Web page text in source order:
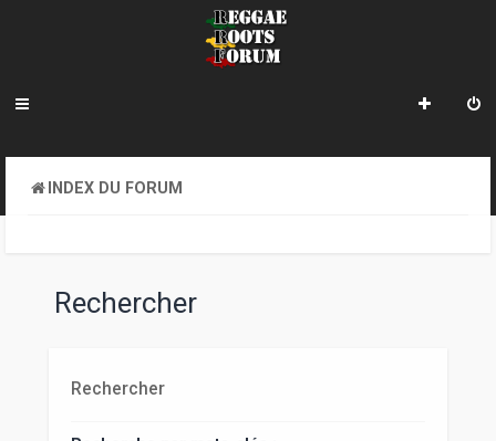
INDEX DU FORUM
Rechercher
Rechercher